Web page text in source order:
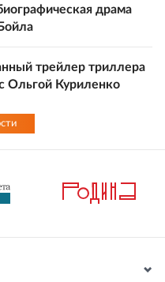
драма
трейлер триллера
Ольгой Куриленко